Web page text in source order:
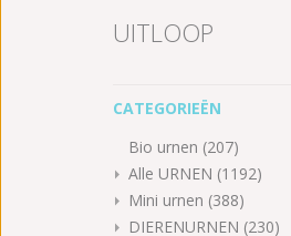
UITLOOP
CATEGORIEËN
Bio urnen (207)
Alle URNEN (1192)
Mini urnen (388)
DIERENURNEN (230)